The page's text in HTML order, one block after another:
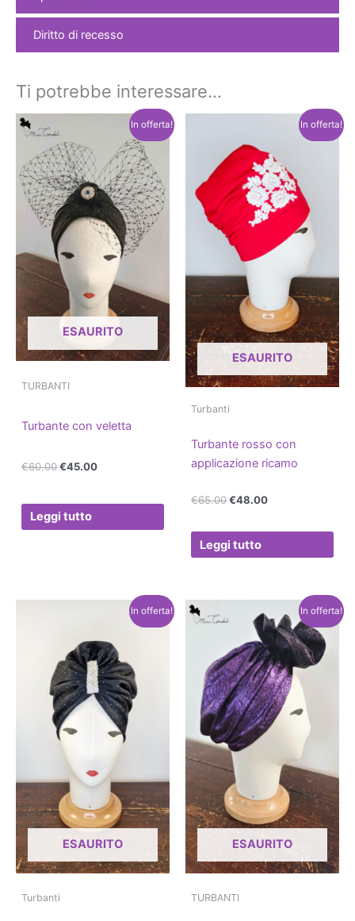
Diritto di recesso
Ti potrebbe interessare…
In offerta!
ESAURITO
TURBANTI
Turbante con veletta
€60.00€45.00
Leggi tutto
In offerta!
ESAURITO
Turbanti
Turbante rosso con
applicazione ricamo
€65.00€48.00
Leggi tutto
In offerta!
ESAURITO
Turbanti
In offerta!
ESAURITO
TURBANTI